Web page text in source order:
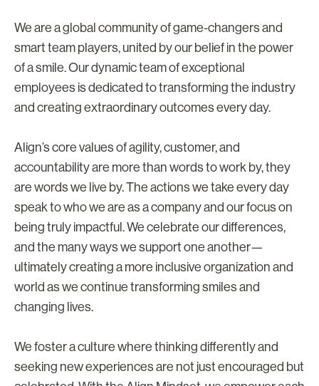
We are a global community of game-changers and
smart team players, united by our belief in the power
of a smile. Our dynamic team of exceptional
employees is dedicated to transforming the industry
and creating extraordinary outcomes every day.
Align’s core values of agility, customer, and
accountability are more than words to work by, they
are words we live by. The actions we take every day
speak to who we are as a company and our focus on
being truly impactful. We celebrate our differences,
and the many ways we support one another—
ultimately creating a more inclusive organization and
world as we continue transforming smiles and
changing lives.
We foster a culture where thinking differently and
seeking new experiences are not just encouraged but